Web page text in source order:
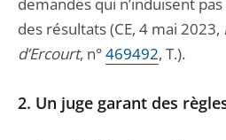
des résultats (CE, 4 mai 2023,
d’Ercourt, n°469492, T.).
2. Un juge garant des